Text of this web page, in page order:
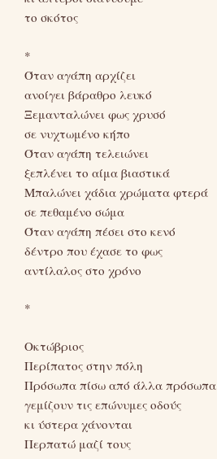
το σκότος
*
Όταν αγάπη αρχίζει
ανοίγει βάραθρο λευκό
Ξεμανταλώνει φως χρυσό
σε νυχτωμένο κήπο
Όταν αγάπη τελειώνει
ξεπλένει το αίμα βιαστικά
Μπαλώνει χάδια χρώματα φτερά
σε πεθαμένο σώμα
Όταν αγάπη πέσει στο κενό
δέντρο που έχασε το φως
αντίλαλος στο χρόνο
*
Οκτώβριος
Περίπατος στην πόλη
Πρόσωπα πίσω από άλλα πρόσωπα
γεμίζουν τις επώνυμες οδούς
κι ύστερα χάνονται
Περπατώ μαζί τους